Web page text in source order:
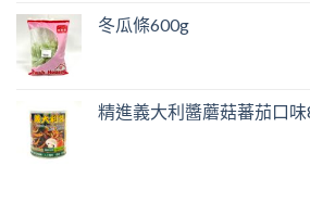
冬瓜條600g
精進義大利醬蘑菇蕃茄口